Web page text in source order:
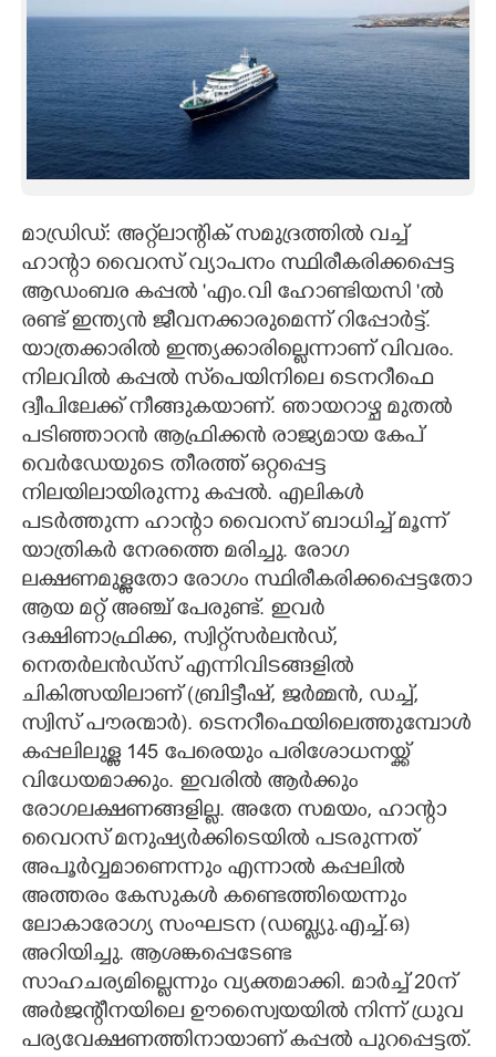
ART
CARTOONS
LITERATURE
ZOOM
CONTACT US
മാഡ്രിഡ്: അറ്റ്‌ലാന്റിക് സമുദ്രത്തിൽ വച്ച്
ഹാന്റാ വൈറസ് വ്യാപനം സ്ഥിരീകരിക്കപ്പെട്ട
ആഡംബര കപ്പൽ 'എം.വി ഹോണ്ടിയസി 'ൽ
രണ്ട് ഇന്ത്യൻ ജീവനക്കാരുമെന്ന് റിപ്പോർട്ട്.
യാത്രക്കാരിൽ ഇന്ത്യക്കാരില്ലെന്നാണ് വിവരം.
നിലവിൽ കപ്പൽ സ്‌പെയിനിലെ ടെനറീഫെ
ദ്വീപിലേക്ക് നീങ്ങുകയാണ്. ഞായറാഴ്ച മുതൽ
പടിഞ്ഞാറൻ ആഫ്രിക്കൻ രാജ്യമായ കേപ്
വെർഡേയുടെ തീരത്ത് ഒറ്റപ്പെട്ട
നിലയിലായിരുന്നു കപ്പൽ. എലികൾ
പടർത്തുന്ന ഹാന്റാ വൈറസ് ബാധിച്ച് മൂന്ന്
യാത്രികർ നേരത്തെ മരിച്ചു. രോഗ
ലക്ഷണമുള്ളതോ രോഗം സ്ഥിരീകരിക്കപ്പെട്ടതോ
ആയ മറ്റ് അഞ്ച് പേരുണ്ട്. ഇവർ
ദക്ഷിണാഫ്രിക്ക, സ്വിറ്റ്സർലൻഡ്,
നെതർലൻഡ്സ് എന്നിവിടങ്ങളിൽ
ചികിത്സയിലാണ് (ബ്രിട്ടീഷ്, ജർമ്മൻ, ഡച്ച്,
സ്വിസ് പൗരന്മാർ). ടെനറീഫെയിലെത്തുമ്പോൾ
കപ്പലിലുള്ള 145 പേരെയും പരിശോധനയ്ക്ക്
വിധേയമാക്കും. ഇവരിൽ ആർക്കും
രോഗലക്ഷണങ്ങളില്ല. അതേ സമയം, ഹാന്റാ
വൈറസ് മനുഷ്യർക്കിടെയിൽ പടരുന്നത്
അപൂർവ്വമാണെന്നും എന്നാൽ കപ്പലിൽ
അത്തരം കേസുകൾ കണ്ടെത്തിയെന്നും
ലോകാരോഗ്യ സംഘടന (ഡബ്ല്യു.എച്ച്.ഒ)
അറിയിച്ചു. ആശങ്കപ്പെടേണ്ട
സാഹചര്യമില്ലെന്നും വ്യക്തമാക്കി. മാർച്ച് 20ന്
അർജന്റീനയിലെ ഊസ്വൈയയിൽ നിന്ന് ധ്രുവ
പര്യവേക്ഷണത്തിനായാണ് കപ്പൽ പുറപ്പെട്ടത്.